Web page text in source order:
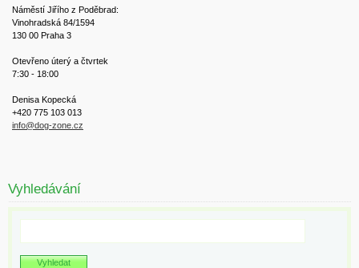
Náměstí Jiřího z Poděbrad:
Vinohradská 84/1594
130 00 Praha 3
Otevřeno úterý a čtvrtek
7:30 - 18:00
Denisa Kopecká
+420 775 103 013
info@dog-zone.cz
Vyhledávání